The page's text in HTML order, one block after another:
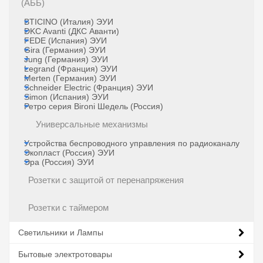
(АББ)
BTICINO (Италия) ЭУИ
DKC Avanti (ДКС Аванти)
FEDE (Испания) ЭУИ
Gira (Германия) ЭУИ
Jung (Германия) ЭУИ
Legrand (Франция) ЭУИ
Merten (Германия) ЭУИ
Schneider Electric (Франция) ЭУИ
Simon (Испания) ЭУИ
Ретро серия Bironi Шедель (Россия)
Универсальные механизмы
Устройства беспроводного управления по радиоканалу
Экопласт (Россия) ЭУИ
Эра (Россия) ЭУИ
Розетки с защитой от перенапряжения
Розетки с таймером
Светильники и Лампы
Бытовые электротовары